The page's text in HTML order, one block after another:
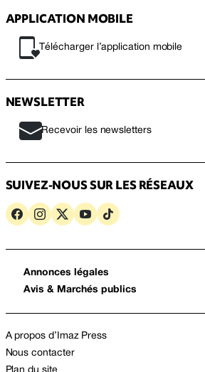
APPLICATION MOBILE
Télécharger l’application mobile
NEWSLETTER
Recevoir les newsletters
SUIVEZ-NOUS SUR LES RÉSEAUX
Annonces légales
Avis & Marchés publics
A propos d’Imaz Press
Nous contacter
Plan du site